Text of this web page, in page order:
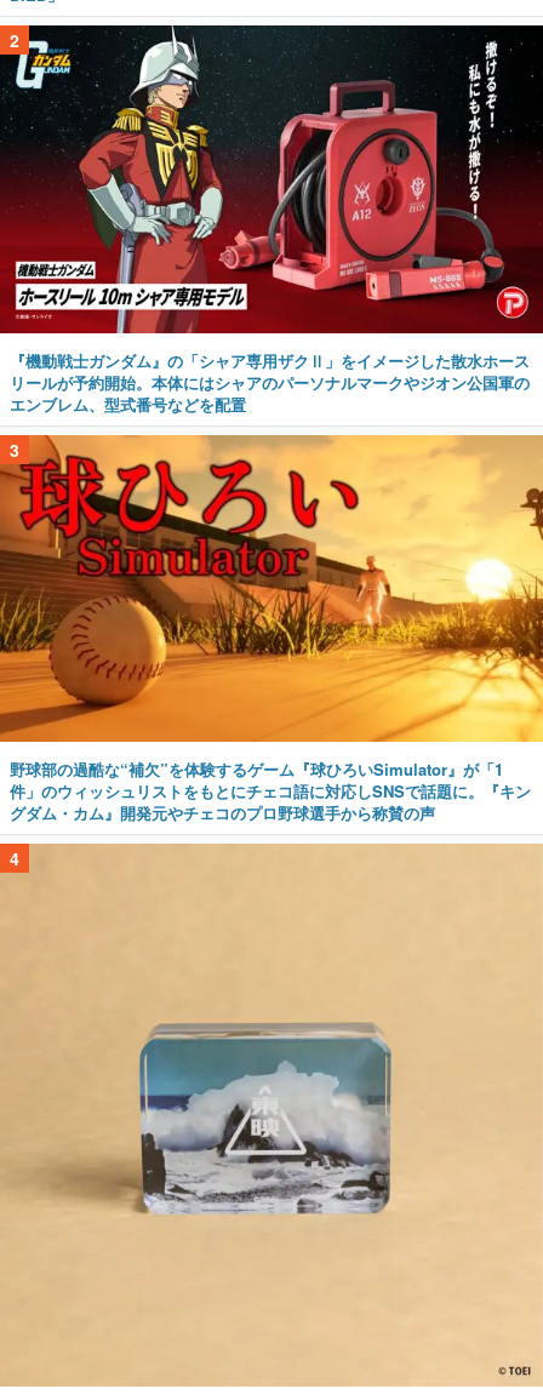
2
『機動戦士ガンダム』の「シャア専用ザクⅡ」をイメージした散水ホース
リールが予約開始。本体にはシャアのパーソナルマークやジオン公国軍の
エンブレム、型式番号などを配置
3
野球部の過酷な“補欠”を体験するゲーム『球ひろいSimulator』が「1
件」のウィッシュリストをもとにチェコ語に対応しSNSで話題に。『キン
グダム・カム』開発元やチェコのプロ野球選手から称賛の声
4